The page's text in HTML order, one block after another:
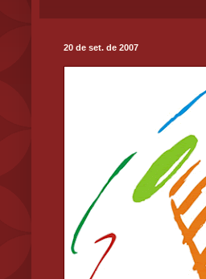
20 de set. de 2007